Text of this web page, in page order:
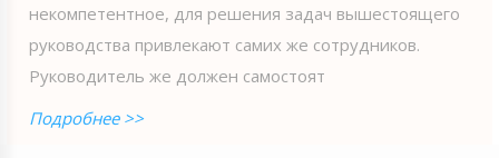
некомпетентное, для решения задач вышестоящего
руководства привлекают самих же сотрудников.
Руководитель же должен самостоят
Подробнее >>